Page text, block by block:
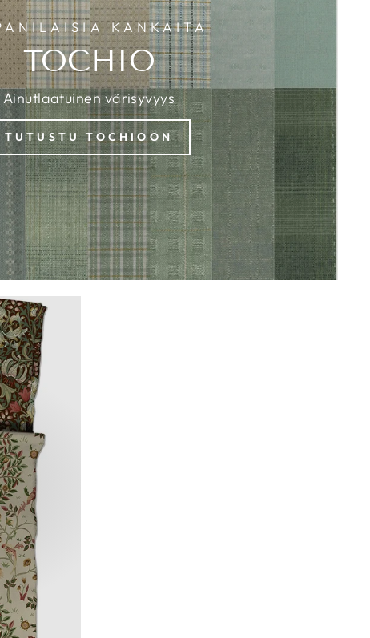
KANKAITA
TOCHIO
Ainutlaatuinen värisyvyys
TUTUSTU TOCHIOON